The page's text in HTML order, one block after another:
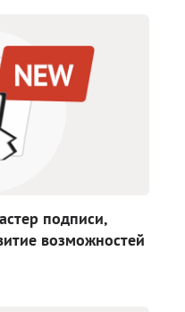
подписи,
возможностей